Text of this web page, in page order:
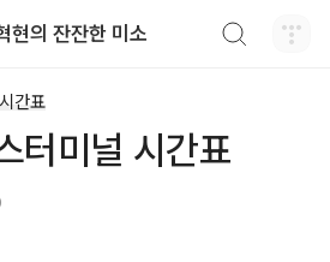
현의 잔잔한 미소
간표
터미널 시간표